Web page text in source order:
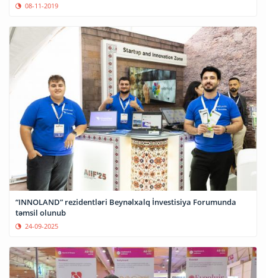
08-11-2019
“INNOLAND” rezidentləri Beynəlxalq İnvestisiya Forumunda
təmsil olunub
24-09-2025